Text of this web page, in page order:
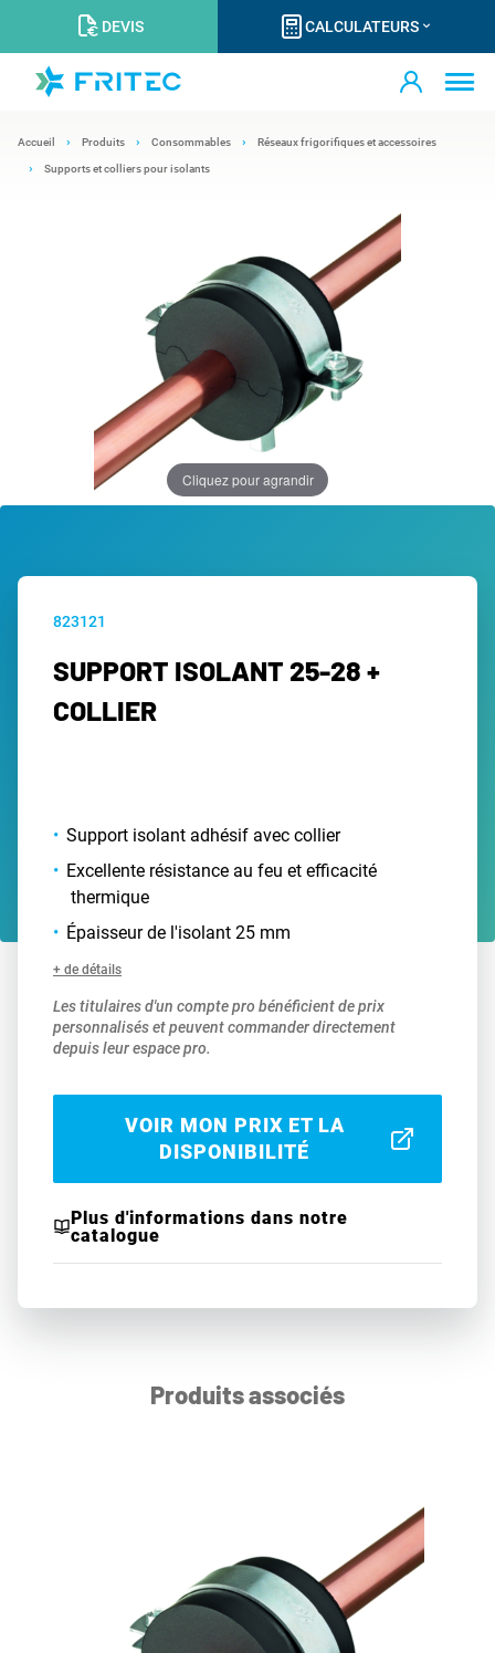
DEVIS CALCULATEURS
Accueil Produits Consommables Réseaux frigorifiques et accessoires
Supports et colliers pour isolants
Cliquez pour agrandir
823121
SUPPORT ISOLANT 25-28 +
COLLIER
Support isolant adhésif avec collier
Excellente résistance au feu et efficacité
thermique
Épaisseur de l'isolant 25 mm
+ de détails
Les titulaires d'un compte pro bénéficient de prix
personnalisés et peuvent commander directement
depuis leur espace pro.
VOIR MON PRIX ET LA
DISPONIBILITÉ
Plus d'informations dans notre
catalogue
Produits associés